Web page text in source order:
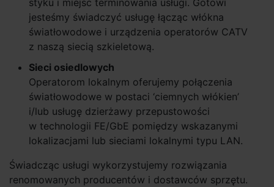
styku i miejsc terminowania usługi. Gotowi
jesteśmy świadczyć usługę łącząc włókna
światłowodowe i urządzenia operatorów CATV
z naszą siecią szkieletową.
Sieci osiedlowych
Operatorom lokalnym oferujemy połączenia
światłowodowe w postaci ‘ciemnych włókien’
i/lub usługę dzierżawy przepustowości
w technologii FE/GbE pomiędzy wskazanymi
lokalizacjami lub sieciami lokalnymi typu LAN.
Świadcząc usługi wykorzystujemy rozwiązania
renomowanych producentów i dostawców sprzętu.